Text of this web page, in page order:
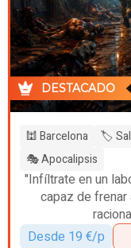
DESTACADO
🕍 Barcelona 🏷️
🎭 Apocalipsis
"Infíltrate en un
capaz de
Desde 19 €/p